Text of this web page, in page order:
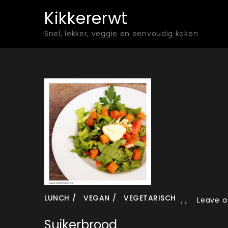
Kikkererwt
Snel, lekker, veggie en eenvoudig koken
LUNCH ,
VEGAN ,
VEGETARISCH Leave